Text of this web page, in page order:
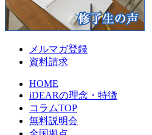
メルマガ登録
資料請求
HOME
iDEARの理念・特徴
コラムTOP
無料説明会